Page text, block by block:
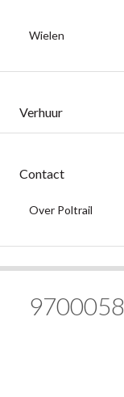
Wielen
Verhuur
Contact
Over Poltrail